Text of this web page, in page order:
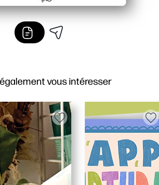
vous intéresser